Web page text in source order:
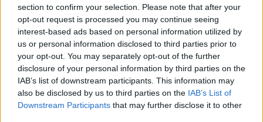
section to confirm your selection. Please note that after your
opt-out request is processed you may continue seeing
interest-based ads based on personal information utilized by
us or personal information disclosed to third parties prior to
your opt-out. You may separately opt-out of the further
disclosure of your personal information by third parties on the
IAB’s list of downstream participants. This information may
also be disclosed by us to third parties on the IAB’s List of
Downstream Participants that may further disclose it to other
Andrea Mura conquista Palau: grande
partecipazione per il suo racconto
Calangianus, allarme sul centro accoglienza
minori, Albieri: “Episodi gravissimi”